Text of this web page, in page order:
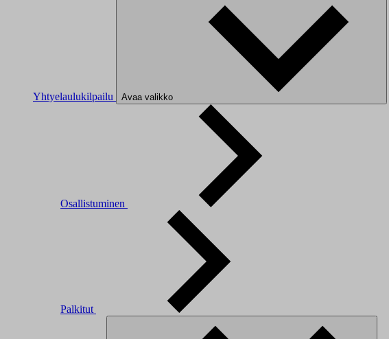
Yhtyelaulukilpailu Avaa valikko
Osallistuminen
Palkitut